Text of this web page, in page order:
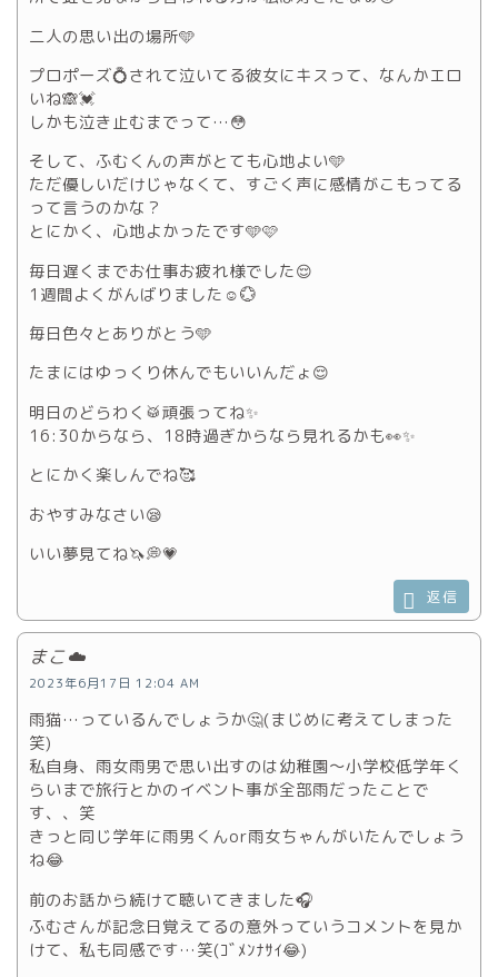
二人の思い出の場所🩵
プロポーズ💍されて泣いてる彼女にキスって、なんかエロ
いね🙈💓
しかも泣き止むまでって…😳
そして、ふむくんの声がとても心地よい🩵
ただ優しいだけじゃなくて、すごく声に感情がこもってる
って言うのかな？
とにかく、心地よかったです🩵🩷
毎日遅くまでお仕事お疲れ様でした😌
1週間よくがんばりました☺️💮
毎日色々とありがとう🩵
たまにはゆっくり休んでもいいんだょ😌
明日のどらわく🥁頑張ってね✨
16:30からなら、18時過ぎからなら見れるかも👀✨
とにかく楽しんでね🥰
おやすみなさい😪
いい夢見てね🦄💭💗
返信
まこ☁️
2023年6月17日 12:04 AM
雨猫…っているんでしょうか🤔(まじめに考えてしまった
笑)
私自身、雨女雨男で思い出すのは幼稚園～小学校低学年く
らいまで旅行とかのイベント事が全部雨だったことで
す、、笑
きっと同じ学年に雨男くんor雨女ちゃんがいたんでしょう
ね😂
前のお話から続けて聴いてきました🎧
ふむさんが記念日覚えてるの意外っていうコメントを見か
けて、私も同感です…笑(ｺﾞﾒﾝﾅｻｲ😂)